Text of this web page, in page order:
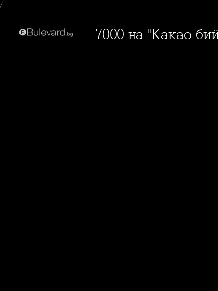
/
7000 на "Какао